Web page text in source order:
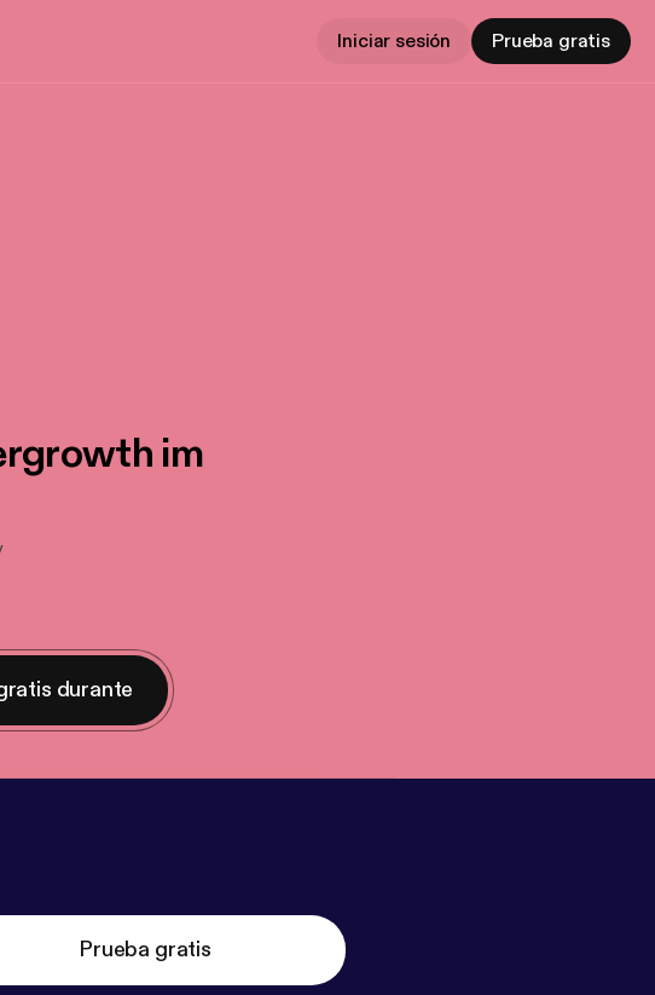
Iniciar sesión Prueba gratis
im
durante
Prueba gratis